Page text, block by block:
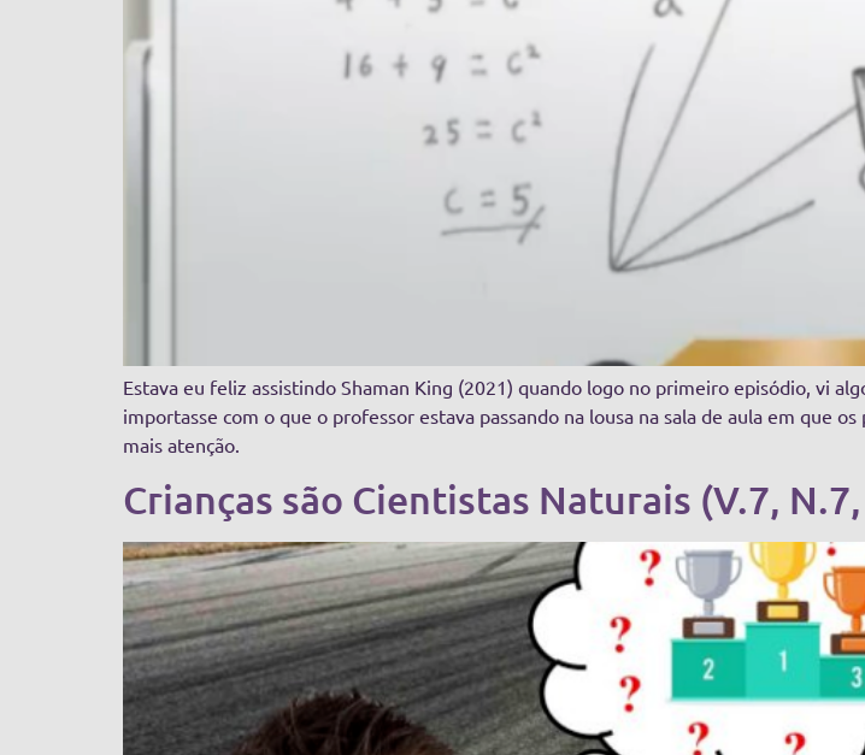
Estava eu feliz assistindo Shaman King (2021) quando logo no primeiro episódio, vi
importasse com o que o professor estava passando na lousa na sala de aula em que
mais atenção.
Crianças são Cientistas Naturais (V.7,